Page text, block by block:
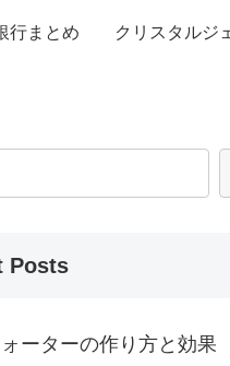
行まとめ クリスタルジ
Posts
ーターの作り方と効果